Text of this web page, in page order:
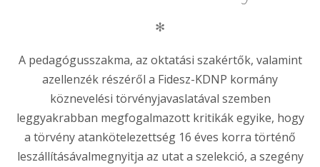
✻
A pedagógusszakma, az oktatási szakértők, valamint
azellenzék részéről a Fidesz-KDNP kormány
köznevelési törvényjavaslatával szemben
leggyakrabban megfogalmazott kritikák egyike, hogy
a törvény atankötelezettség 16 éves korra történő
leszállításávalmegnyitja az utat a szelekció, a szegény